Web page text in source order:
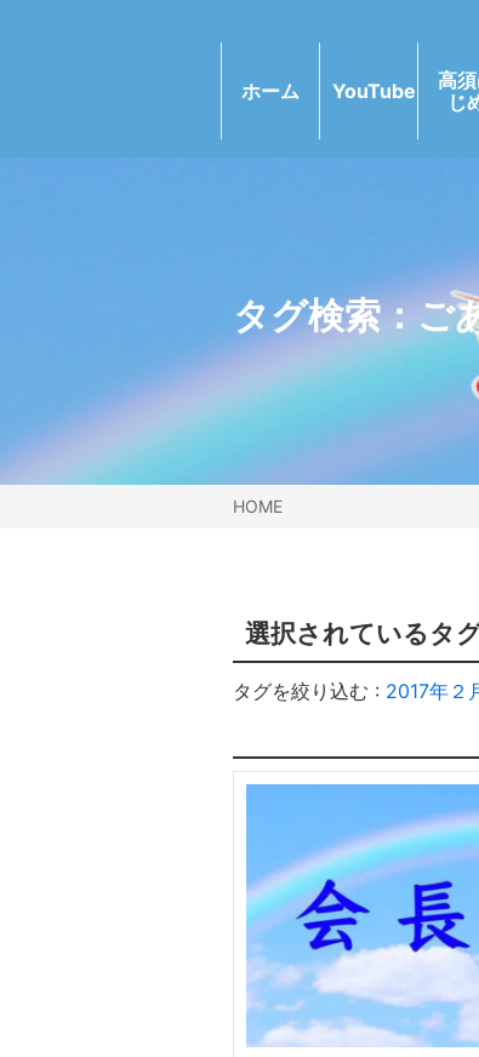
ホーム YouTube
高
じ
タグ検索： ご
HOME
選択されているタ
タグを絞り込む : 2017年２